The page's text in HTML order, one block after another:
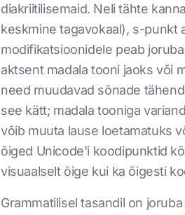
diakriitilisemaid. Neli tähte
keskmine tagavokaal), s-punkt
modifikatsioonidele peab
aktsent madala tooni jaoks või
need muudavad sõnade
see kätt; madala tooniga
võib muuta lause loetamatuks
õiged Unicode'i koodipunktid
visuaalselt õige kui ka õigesti
Grammatilisel tasandil on